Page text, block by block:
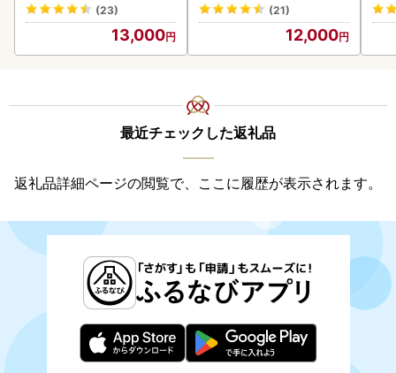
(23)
13,000
(21)
12,000
最近チェックした返礼品
返礼品詳細ページの閲覧で、ここに履歴が表示されます。